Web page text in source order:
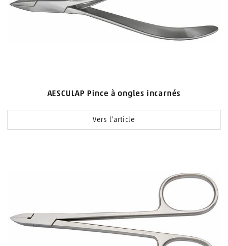
AESCULAP Pince à ongles incarnés
Vers l'article